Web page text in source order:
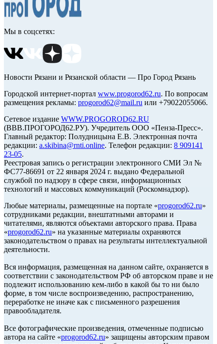
Мы в соцсетях:
Новости Рязани и Рязанской области — Про Город Рязань
Городской интернет-портал www.progorod62.ru. По вопросам
размещения рекламы: progorod62@mail.ru или +79022055066.
Сетевое издание WWW.PROGOROD62.RU
(ВВВ.ПРОГОРОД62.РУ). Учредитель ООО «Пенза-Пресс».
Главный редактор: Полудницына Е.В. Электронная почта
редакции: a.skibina@rnti.online. Телефон редакции: 8 909141
23-05.
Реестровая запись о регистрации электронного СМИ Эл №
ФС77-86691 от 22 января 2024 г. выдано Федеральной
службой по надзору в сфере связи, информационных
технологий и массовых коммуникаций (Роскомнадзор).
Любые материалы, размещенные на портале «progorod62.ru»
сотрудниками редакции, внештатными авторами и
читателями, являются объектами авторского права. Права
«progorod62.ru» на указанные материалы охраняются
законодательством о правах на результаты интеллектуальной
деятельности.
Вся информация, размещенная на данном сайте, охраняется в
соответствии с законодательством РФ об авторском праве и не
подлежит использованию кем-либо в какой бы то ни было
форме, в том числе воспроизведению, распространению,
переработке не иначе как с письменного разрешения
правообладателя.
Все фотографические произведения, отмеченные подписью
автора на сайте «progorod62.ru» защищены авторским правом